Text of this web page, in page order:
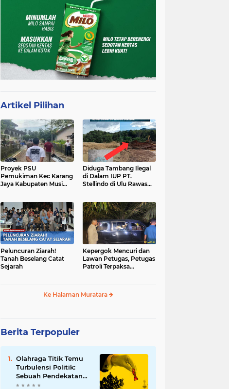
Artikel Pilihan
Proyek PSU
Pemukiman Kec Karang
Jaya Kabupaten Musi
Diduga Tambang Ilegal
di Dalam IUP PT.
Stellindo di Ulu Rawas
Peluncuran Ziarah!
Tanah Beselang Catat
Sejarah
Kepergok Mencuri dan
Lawan Petugas, Petugas
Patroli Terpaksa
Ke Halaman Muratara
Berita Terpopuler
Olahraga Titik Temu
Turbulensi Politik:
Sebuah Pendekatan
Batalnya Tuan Rumah